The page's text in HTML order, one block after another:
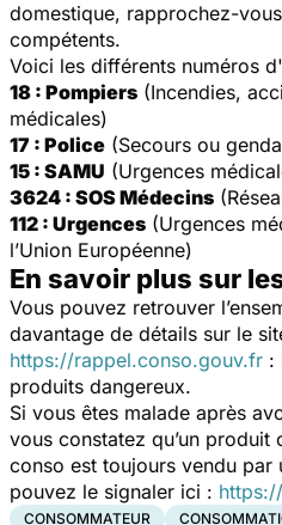
domestique, rapprochez-
compétents.
Voici les différents numéros
18 : Pompiers (Incendies,
médicales)
17 : Police (Secours ou
15 : SAMU (Urgences
3624 : SOS Médecins
112 : Urgences (Urgences
l’Union Européenne)
En savoir plus sur
Vous pouvez retrouver
davantage de détails sur le
https://rappel.conso.gouv.fr :
produits dangereux.
Si vous êtes malade après
vous constatez qu’un produit
conso est toujours vendu par
pouvez le signaler ici :
CONSOMMATEUR